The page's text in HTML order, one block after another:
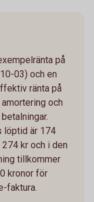
på
03) och en
ränta på
och
löptid är 174
kr och i den
tillkommer
kronor för
faktura.